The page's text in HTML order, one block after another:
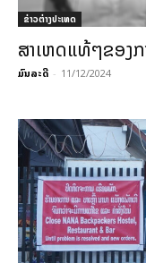
ຂ່າວຕ່າງປະເທດ
ສາເຫດແທ້ໆຂອງ
ມົນລະດີ - 11/12/2024